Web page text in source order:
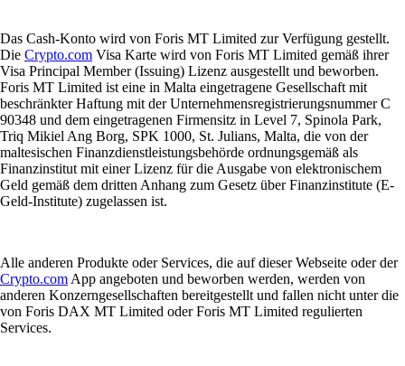
Das Cash-Konto wird von Foris MT Limited zur Verfügung gestellt.
Die Crypto.com Visa Karte wird von Foris MT Limited gemäß ihrer
Visa Principal Member (Issuing) Lizenz ausgestellt und beworben.
Foris MT Limited ist eine in Malta eingetragene Gesellschaft mit
beschränkter Haftung mit der Unternehmensregistrierungsnummer C
90348 und dem eingetragenen Firmensitz in Level 7, Spinola Park,
Triq Mikiel Ang Borg, SPK 1000, St. Julians, Malta, die von der
maltesischen Finanzdienstleistungsbehörde ordnungsgemäß als
Finanzinstitut mit einer Lizenz für die Ausgabe von elektronischem
Geld gemäß dem dritten Anhang zum Gesetz über Finanzinstitute (E-
Geld-Institute) zugelassen ist.
Alle anderen Produkte oder Services, die auf dieser Webseite oder der
Crypto.com App angeboten und beworben werden, werden von
anderen Konzerngesellschaften bereitgestellt und fallen nicht unter die
von Foris DAX MT Limited oder Foris MT Limited regulierten
Services.